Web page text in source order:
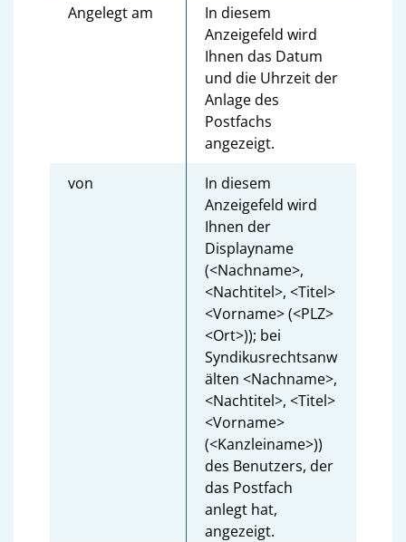
Angelegt am
In diesem
Anzeigefeld wird
Ihnen das Datum
und die Uhrzeit der
Anlage des
Postfachs
angezeigt.
von
In diesem
Anzeigefeld wird
Ihnen der
Displayname
(<Nachname>,
<Nachtitel>, <Titel>
<Vorname> (<PLZ>
<Ort>)); bei
Syndikusrechtsanw
älten <Nachname>,
<Nachtitel>, <Titel>
<Vorname>
(<Kanzleiname>))
des Benutzers, der
das Postfach
anlegt hat,
angezeigt.